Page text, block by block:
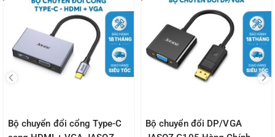
Bộ chuyển đổi cổng Type-C
Bộ chuyển đổi DP/VGA